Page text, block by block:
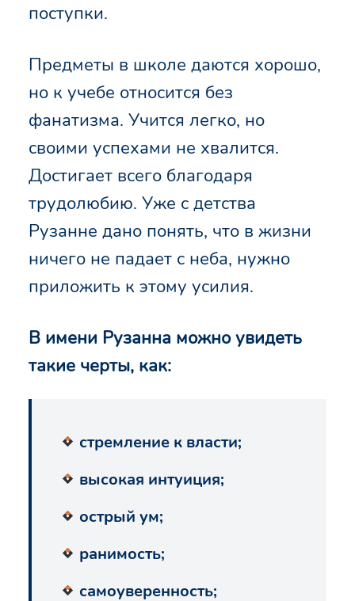
поступки.
Предметы в школе даются хорошо,
но к учебе относится без
фанатизма. Учится легко, но
своими успехами не хвалится.
Достигает всего благодаря
трудолюбию. Уже с детства
Рузанне дано понять, что в жизни
ничего не падает с неба, нужно
приложить к этому усилия.
В имени Рузанна можно увидеть
такие черты, как:
стремление к власти;
высокая интуиция;
острый ум;
ранимость;
самоуверенность;